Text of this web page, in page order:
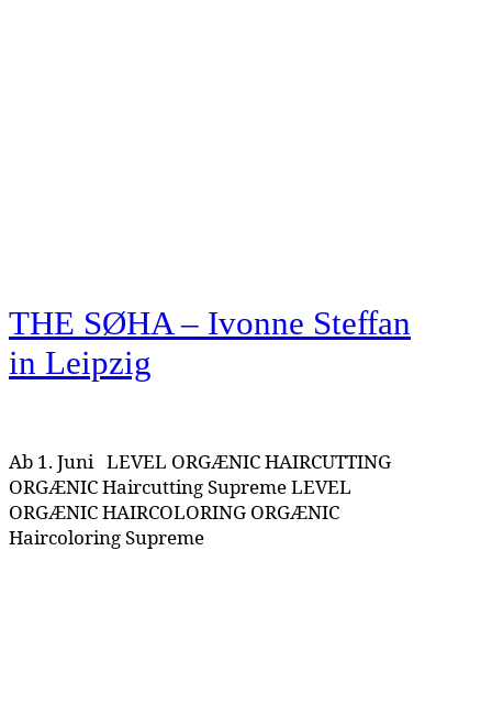
THE SØHA – Ivonne Steffan
in Leipzig
Ab 1. Juni LEVEL ORGÆNIC HAIRCUTTING
ORGÆNIC Haircutting Supreme LEVEL
ORGÆNIC HAIRCOLORING ORGÆNIC
Haircoloring Supreme